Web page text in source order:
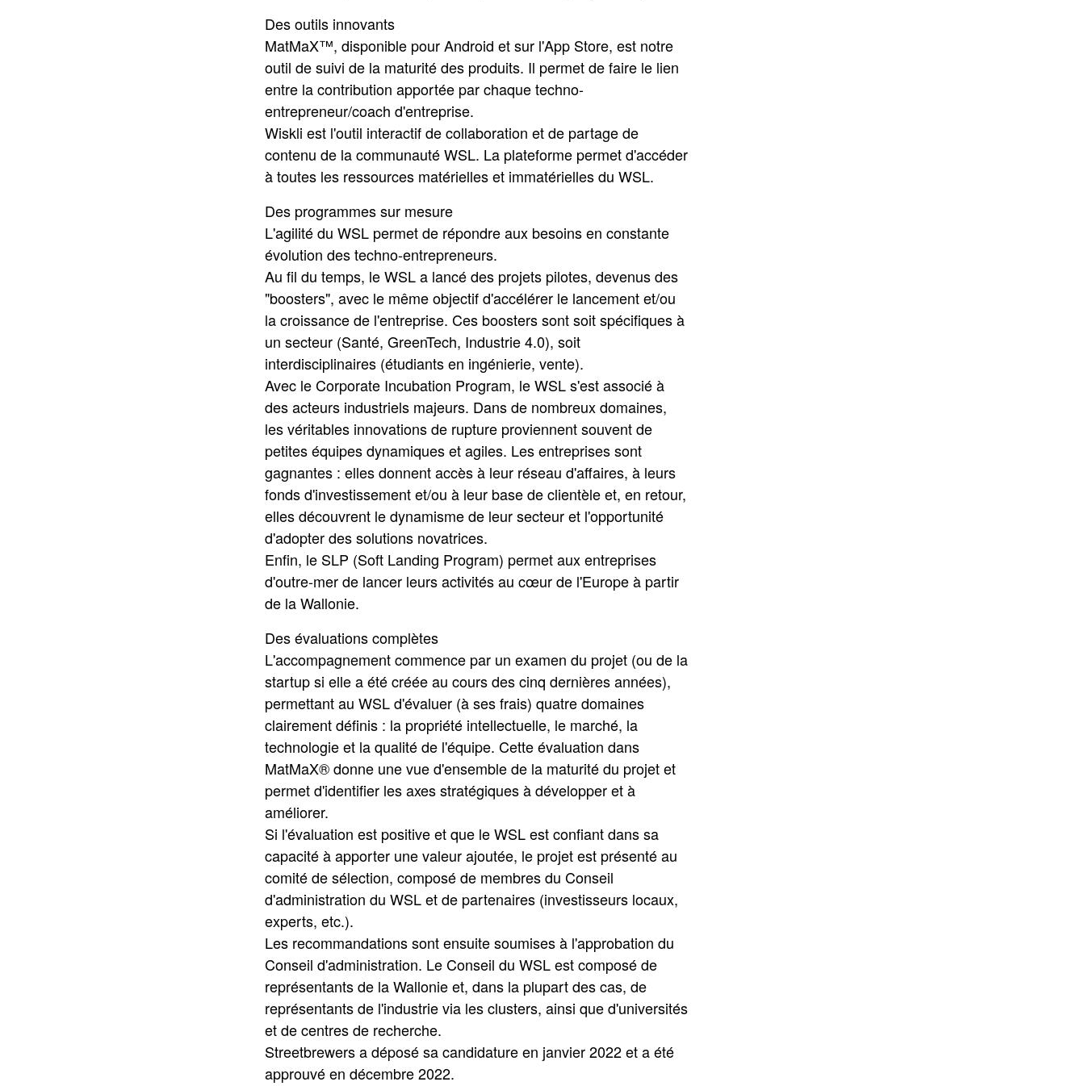
Des outils innovants
MatMaX™, disponible pour Android et sur l'App Store, est notre
outil de suivi de la maturité des produits. Il permet de faire le lien
entre la contribution apportée par chaque techno-
entrepreneur/coach d'entreprise.
Wiskli est l'outil interactif de collaboration et de partage de
contenu de la communauté WSL. La plateforme permet d'accéder
à toutes les ressources matérielles et immatérielles du WSL.
Des programmes sur mesure
L'agilité du WSL permet de répondre aux besoins en constante
évolution des techno-entrepreneurs.
Au fil du temps, le WSL a lancé des projets pilotes, devenus des
"boosters", avec le même objectif d'accélérer le lancement et/ou
la croissance de l'entreprise. Ces boosters sont soit spécifiques à
un secteur (Santé, GreenTech, Industrie 4.0), soit
interdisciplinaires (étudiants en ingénierie, vente).
Avec le Corporate Incubation Program, le WSL s'est associé à
des acteurs industriels majeurs. Dans de nombreux domaines,
les véritables innovations de rupture proviennent souvent de
petites équipes dynamiques et agiles. Les entreprises sont
gagnantes : elles donnent accès à leur réseau d'affaires, à leurs
fonds d'investissement et/ou à leur base de clientèle et, en retour,
elles découvrent le dynamisme de leur secteur et l'opportunité
d'adopter des solutions novatrices.
Enfin, le SLP (Soft Landing Program) permet aux entreprises
d'outre-mer de lancer leurs activités au cœur de l'Europe à partir
de la Wallonie.
Des évaluations complètes
L'accompagnement commence par un examen du projet (ou de la
startup si elle a été créée au cours des cinq dernières années),
permettant au WSL d'évaluer (à ses frais) quatre domaines
clairement définis : la propriété intellectuelle, le marché, la
technologie et la qualité de l'équipe. Cette évaluation dans
MatMaX® donne une vue d'ensemble de la maturité du projet et
permet d'identifier les axes stratégiques à développer et à
améliorer.
Si l'évaluation est positive et que le WSL est confiant dans sa
capacité à apporter une valeur ajoutée, le projet est présenté au
comité de sélection, composé de membres du Conseil
d'administration du WSL et de partenaires (investisseurs locaux,
experts, etc.).
Les recommandations sont ensuite soumises à l'approbation du
Conseil d'administration. Le Conseil du WSL est composé de
représentants de la Wallonie et, dans la plupart des cas, de
représentants de l'industrie via les clusters, ainsi que d'universités
et de centres de recherche.
Streetbrewers a déposé sa candidature en janvier 2022 et a été
approuvé en décembre 2022.